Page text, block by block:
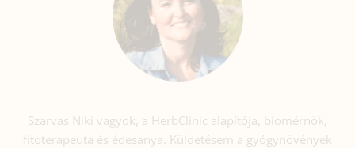
Szarvas Niki vagyok, a HerbClinic alapítója, biomérnök,
fitoterapeuta és édesanya. Küldetésem a gyógynövények